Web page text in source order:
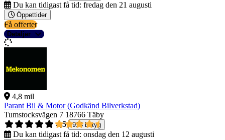
Du kan tidigast få tid: fredag den 21 augusti
Öppettider
Få offerter
Detaljer
4,8 mil
Parant Bil & Motor (Godkänd Bilverkstad)
Tumstocksvägen 7 18766 Täby
4,5
914 betyg
Du kan tidigast få tid: onsdag den 12 augusti